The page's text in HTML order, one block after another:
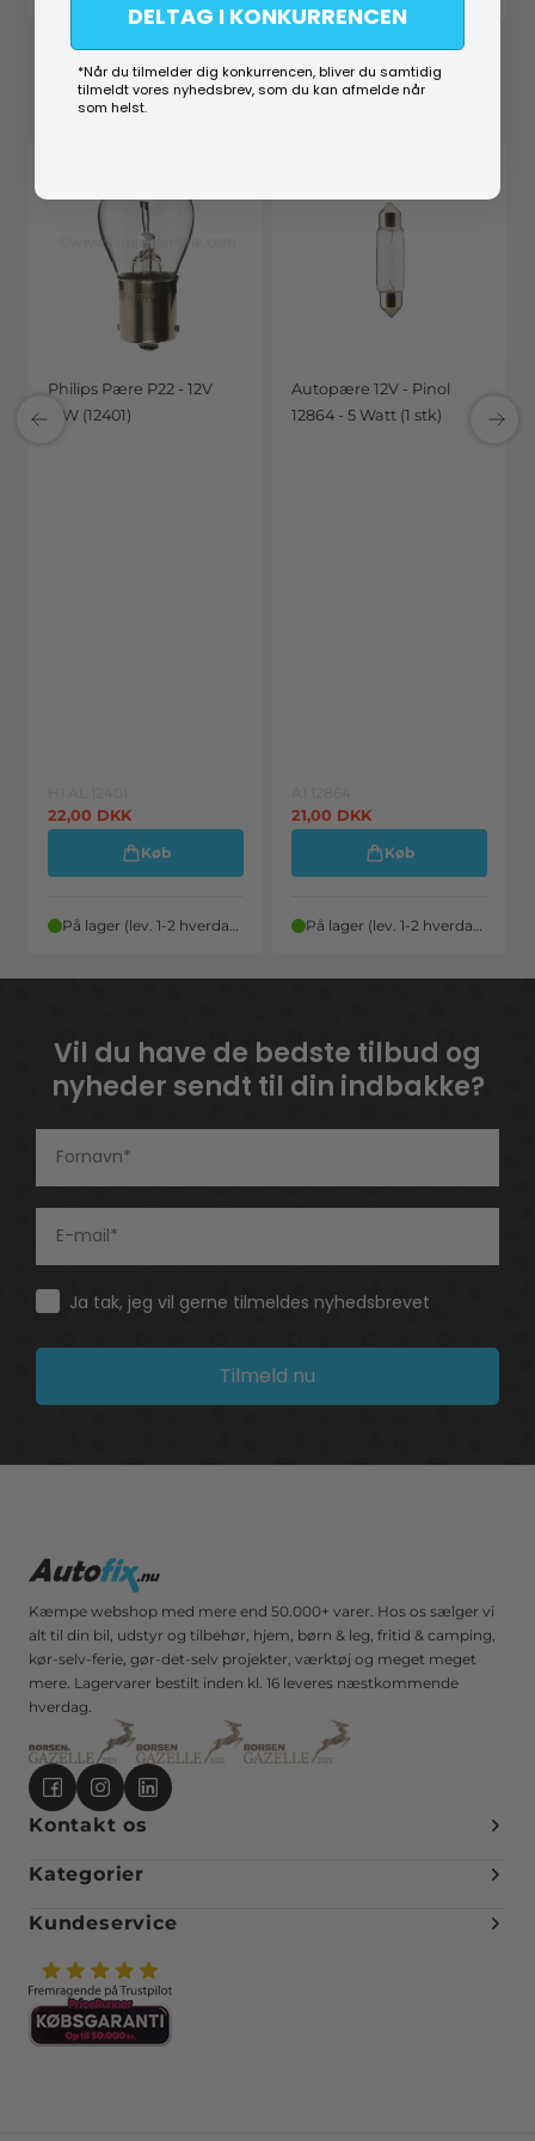
Alternativer
Philips Pære P22 - 12V
15W (12401)
22,00 DKK
Køb
Autopære 12V - Pinol
12864 - 5 Watt (1 stk)
21,00 DKK
Køb
Vil du have de bedste tilbud og
nyheder sendt til din indbakke?
Consent
Ja tak, jeg vil gerne tilmeldes nyhedsbrevet
Tilmeld nu
Kæmpe webshop med mere end 50.000+ varer. Hos os sælger vi
alt til din bil, udstyr og tilbehør, hjem, børn & leg, fritid & camping,
kør-selv-ferie, gør-det-selv projekter, værktøj og meget meget
mere. Lagervarer bestilt inden kl. 16 leveres næstkommende
hverdag.
Kontakt os
Kategorier
Kundeservice
DELTAG I KONKURRENCEN
*Når du tilmelder dig konkurrencen, bliver du samtidig
tilmeldt vores nyhedsbrev, som du kan afmelde når
som helst.